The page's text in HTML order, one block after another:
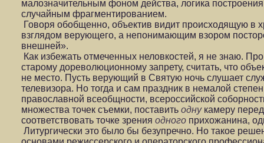
малозначительным фоном действа, логика
случайным фрагментированием.
Говоря обобщенно, объектив видит происходящую в
взглядом верующего, а непонимающим взором
внешней».
Как избежать отмеченных неловкостей, я не знаю.
старому дореволюционному запрету, считать, что
не место. Пусть верующий в Святую ночь слушает
телевизора. Но тогда и сам праздник в немалой
православной всеобщности, всероссийской
множества точек съемки, поставить одну камеру
соответствовать точке зрения одного прихожанина,
Литургически это было бы безупречно. Но такое